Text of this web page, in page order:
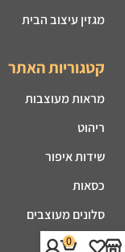
מגזין עיצוב הבית
קטגוריות האתר
מראות מעוצבות
ריהוט
שידות איפור
כסאות
סלונים מעוצבים
שעונים0